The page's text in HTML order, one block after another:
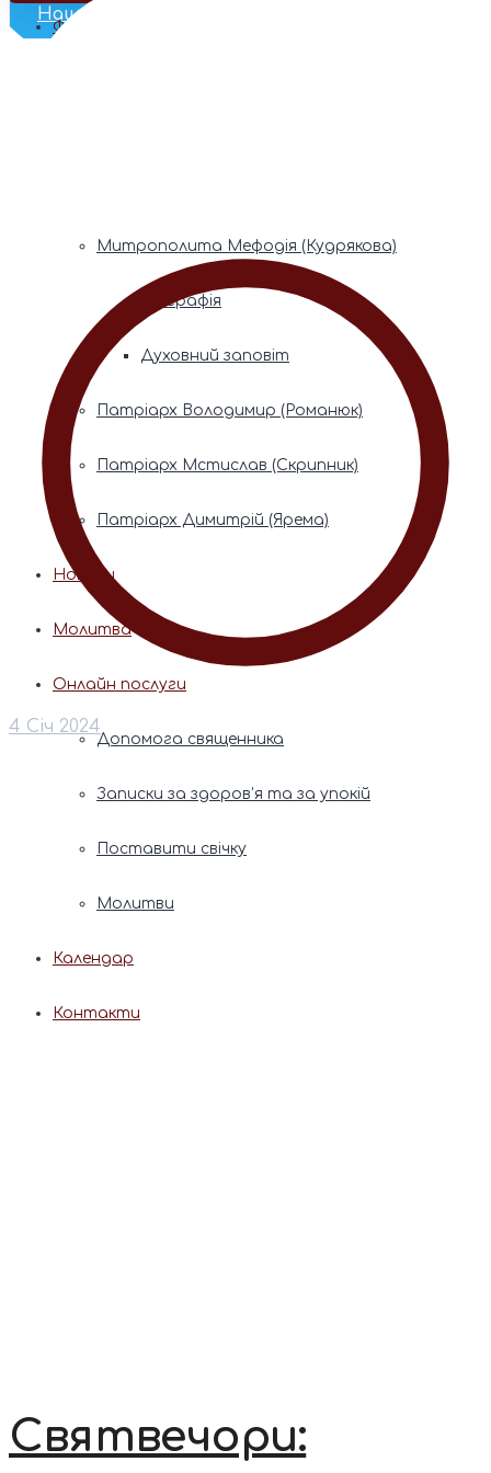
Наш Телеграм
Фонди пам’яті
Митрополита Мефодія (Кудрякова)
Біографія
Духовний заповіт
Патріарх Володимир (Романюк)
Патріарх Мстислав (Скрипник)
Патріарх Димитрій (Ярема)
Новини
Молитва
Онлайн послуги
Допомога священника
Записки за здоров’я та за упокій
Поставити свічку
Молитви
Календар
Контакти
4 Січ 2024
Святвечори: